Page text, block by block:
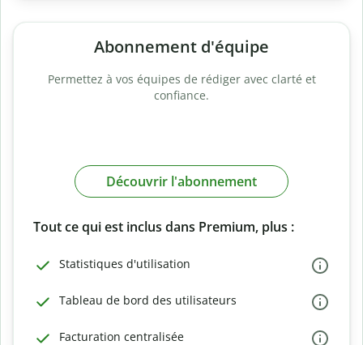
Abonnement d'équipe
Permettez à vos équipes de rédiger avec clarté et
confiance.
Découvrir l'abonnement
Tout ce qui est inclus dans Premium, plus :
Statistiques d'utilisation
Tableau de bord des utilisateurs
Facturation centralisée